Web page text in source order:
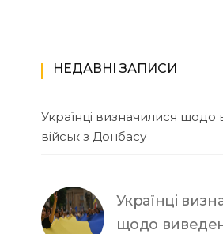
НЕДАВНІ ЗАПИСИ
Українці визначилися щодо
військ з Донбасу
Українці
щодо